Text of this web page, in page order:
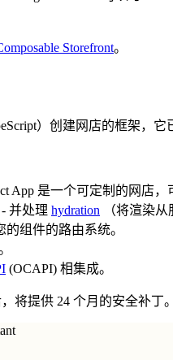
Storefront。
）创建网店的框架，
App 是一个可定制的网店
并处理 hydration （将渲染从
的组件的路由系统。
(OCAPI) 相集成。
将提供 24 个月的安全补丁。